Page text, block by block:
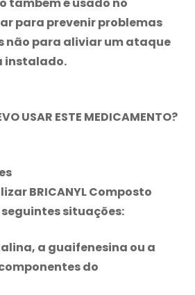
para prevenir problemas
não para aliviar um ataque
instalado.
USAR ESTE MEDICAMENTO?
BRICANYL Composto
situações:
a guaifenesina ou a
do